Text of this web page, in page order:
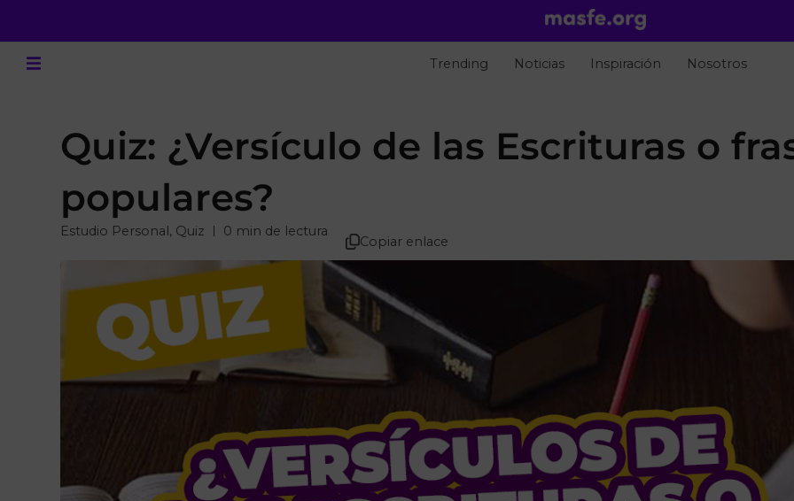
Trending Noticias Inspiración Nosotros
Quiz: ¿Versículo de las Escrituras o
populares?
Estudio Personal, Quiz 0 min de lectura
Copiar enlace